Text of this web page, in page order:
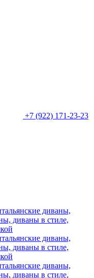
+7 (922) 171-23-23